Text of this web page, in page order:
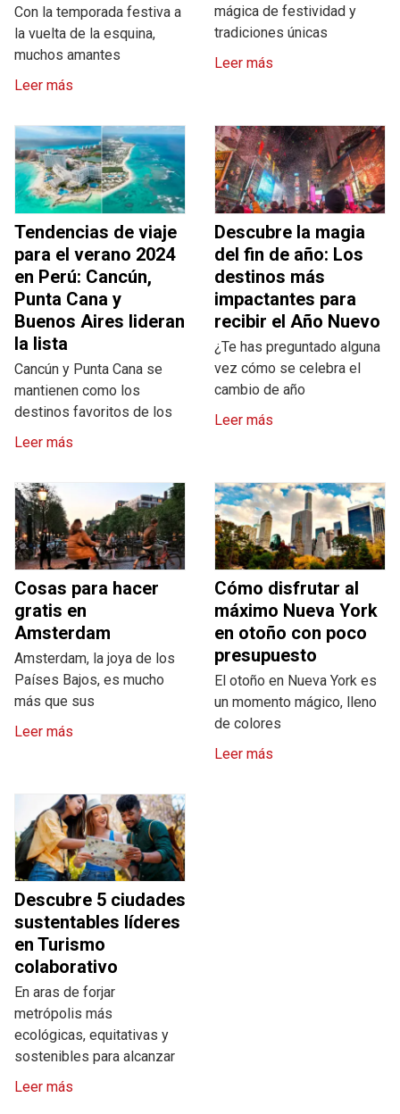
Con la temporada festiva a
la vuelta de la esquina,
muchos amantes
Leer más
mágica de festividad y
tradiciones únicas
Leer más
Tendencias de viaje
para el verano 2024
en Perú: Cancún,
Punta Cana y
Buenos Aires lideran
la lista
Cancún y Punta Cana se
mantienen como los
destinos favoritos de los
Leer más
Descubre la magia
del fin de año: Los
destinos más
impactantes para
recibir el Año Nuevo
¿Te has preguntado alguna
vez cómo se celebra el
cambio de año
Leer más
Cosas para hacer
gratis en
Amsterdam
Amsterdam, la joya de los
Países Bajos, es mucho
más que sus
Leer más
Cómo disfrutar al
máximo Nueva York
en otoño con poco
presupuesto
El otoño en Nueva York es
un momento mágico, lleno
de colores
Leer más
Descubre 5 ciudades
sustentables líderes
en Turismo
colaborativo
En aras de forjar
metrópolis más
ecológicas, equitativas y
sostenibles para alcanzar
Leer más